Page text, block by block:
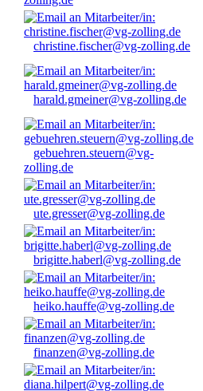
christine.fischer@vg-zolling.de
harald.gmeiner@vg-zolling.de
gebuehren.steuern@vg-
zolling.de
ute.gresser@vg-zolling.de
brigitte.haberl@vg-zolling.de
heiko.hauffe@vg-zolling.de
finanzen@vg-zolling.de